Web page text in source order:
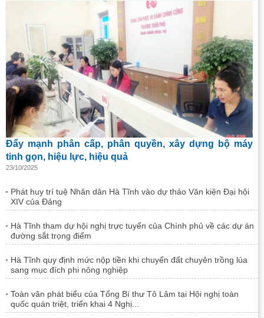
Đẩy mạnh phân cấp, phân quyền, xây dựng bộ máy
tinh gọn, hiệu lực, hiệu quả
23/10/2025
Phát huy trí tuệ Nhân dân Hà Tĩnh vào dự thảo Văn kiện Đại hội
XIV của Đảng
Hà Tĩnh tham dự hội nghị trực tuyến của Chính phủ về các dự án
đường sắt trọng điểm
Hà Tĩnh quy định mức nộp tiền khi chuyển đất chuyên trồng lúa
sang mục đích phi nông nghiệp
Toàn văn phát biểu của Tổng Bí thư Tô Lâm tại Hội nghị toàn
quốc quán triệt, triển khai 4 Nghị...